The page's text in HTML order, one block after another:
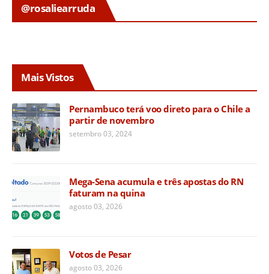
@rosaliearruda
Mais Vistos
Pernambuco terá voo direto para o Chile a
partir de novembro
setembro 03, 2024
Mega-Sena acumula e três apostas do RN
faturam na quina
agosto 03, 2026
Votos de Pesar
agosto 03, 2026